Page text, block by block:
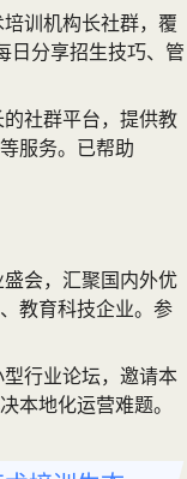
训机构长社群，覆
日分享招生技巧、管
社群平台，提供教
服务。已帮助
盛会，汇聚国内外优
教育科技企业。参
行业论坛，邀请本
本地化运营难题。